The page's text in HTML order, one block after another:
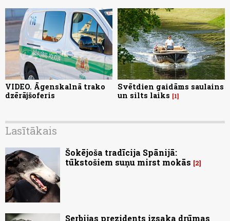
VIDEO. Āgenskalnā trako
dzērājšoferis
Svētdien gaidāms saulains
un silts laiks
1
Lasītākais
Šokējoša tradīcija Spānijā:
tūkstošiem suņu mirst mokās
2
Serbijas prezidents izsaka drūmas